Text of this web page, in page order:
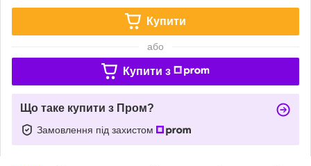
Купити
або
Купити з
Що таке купити з Пром?
Замовлення під захистом